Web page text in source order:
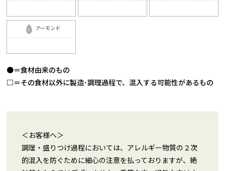
アーモンド
●＝食材由来のもの
□＝その食材以外に製造･調理過程で、混入する可能性があるもの
＜お客様へ＞
調理・盛りつけ過程においては、アレルギー物質の２次
的混入を防ぐために細心の注意を払っておりますが、絶